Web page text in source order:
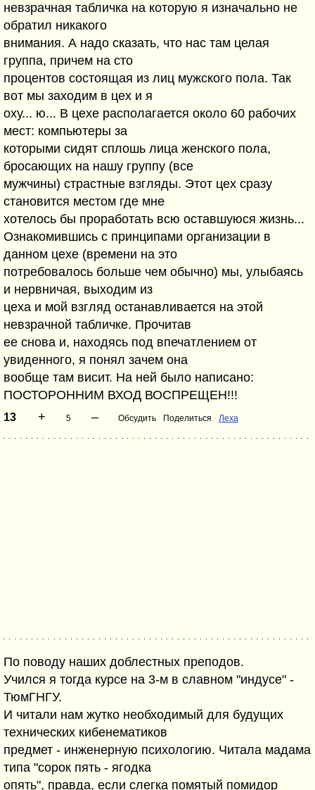
невзрачная табличка на которую я изначально не
обратил никакого
внимания. А надо сказать, что нас там целая
группа, причем на сто
процентов состоящая из лиц мужского пола. Так
вот мы заходим в цех и я
оху... ю... В цехе располагается около 60 рабочих
мест: компьютеры за
которыми сидят сплошь лица женского пола,
бросающих на нашу группу (все
мужчины) страстные взгляды. Этот цех сразу
становится местом где мне
хотелось бы проработать всю оставшуюся жизнь...
Ознакомившись с принципами организации в
данном цехе (времени на это
потребовалось больше чем обычно) мы, улыбаясь
и нервничая, выходим из
цеха и мой взгляд останавливается на этой
невзрачной табличке. Прочитав
ее снова и, находясь под впечатлением от
увиденного, я понял зачем она
вообще там висит. На ней было написано:
ПОСТОРОННИМ ВХОД ВОСПРЕЩЕН!!!
13 + 5 – Обсудить Поделиться Леха
По поводу наших доблестных преподов.
Учился я тогда курсе на 3-м в славном "индусе" -
ТюмГНГУ.
И читали нам жутко необходимый для будущих
технических кибенематиков
предмет - инженерную психологию. Читала мадама
типа "сорок пять - ягодка
опять", правда, если слегка помятый помидор